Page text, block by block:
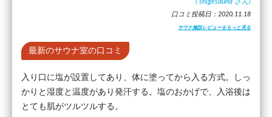
口コミ投稿日：2020.11.18
サウナ施設レビューをもっと見る
最新のサウナ室の口コミ
入り口に塩が設置してあり、体に塗ってから入る方式。しっ
かりと湿度と温度があり発汗する。塩のおかげで、入浴後は
とても肌がツルツルする。